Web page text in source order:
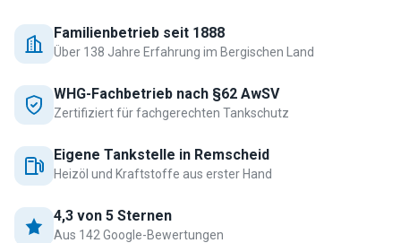
Familienbetrieb seit 1888
Über 138 Jahre Erfahrung im Bergischen Land
WHG-Fachbetrieb nach §62 AwSV
Zertifiziert für fachgerechten Tankschutz
Eigene Tankstelle in Remscheid
Heizöl und Kraftstoffe aus erster Hand
4,3 von 5 Sternen
Aus 142 Google-Bewertungen